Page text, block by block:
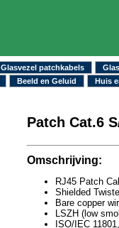
Glasvezel patchkabels
Beeld en Geluid Huis
Patch Cat.6
Omschrijving:
RJ45 Patch
Shielded
Bare copper
LSZH (low
ISO/IEC